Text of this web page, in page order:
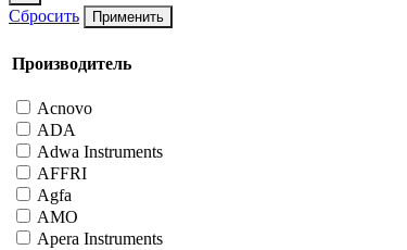
Сбросить Применить
Производитель
Acnovo
ADA
Adwa Instruments
AFFRI
Agfa
AMO
Apera Instruments